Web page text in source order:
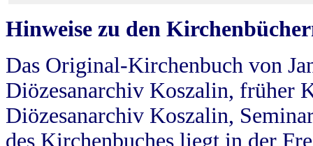
Hinweise zu den
Das Original-Kirchenbuch von
Diözesanarchiv Koszalin, früher
Diözesanarchiv Koszalin,
des Kirchenbuches liegt in der